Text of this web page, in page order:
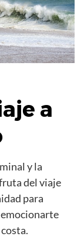
a
y la
del viaje
para